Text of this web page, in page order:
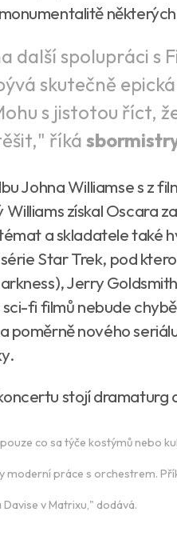
další spolupráci s
skutečně
s jistotou říct,
říká
Johna Williamse s z
získal Oscara
a skladatele také
Star Trek, pod
Jerry
fi filmů nebude
poměrně nového
stojí
co sa týče kostýmů nebo
moderní práce s orchestrem.
v Matrixu," dodává.